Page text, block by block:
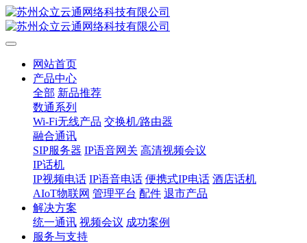
网站首页
产品中心
全部 新品推荐
数通系列
Wi-Fi无线产品 交换机/路由器
融合通讯
SIP服务器 IP语音网关 高清视频会议
IP话机
IP视频电话 IP语音电话 便携式IP电话 酒店话机
AIoT物联网 管理平台 配件 退市产品
解决方案
统一通讯 视频会议 成功案例
服务与支持